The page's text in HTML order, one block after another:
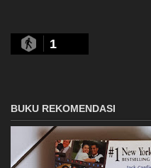
1
BUKU REKOMENDASI